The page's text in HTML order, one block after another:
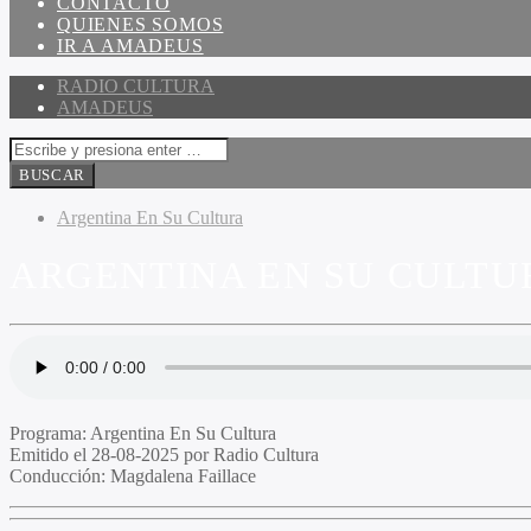
QUIENES SOMOS
IR A AMADEUS
RADIO CULTURA
AMADEUS
Argentina En Su Cultura
Programa: Argentina En Su Cultura
Emitido el 28-08-2025 por Radio Cultura
Conducción: Magdalena Faillace